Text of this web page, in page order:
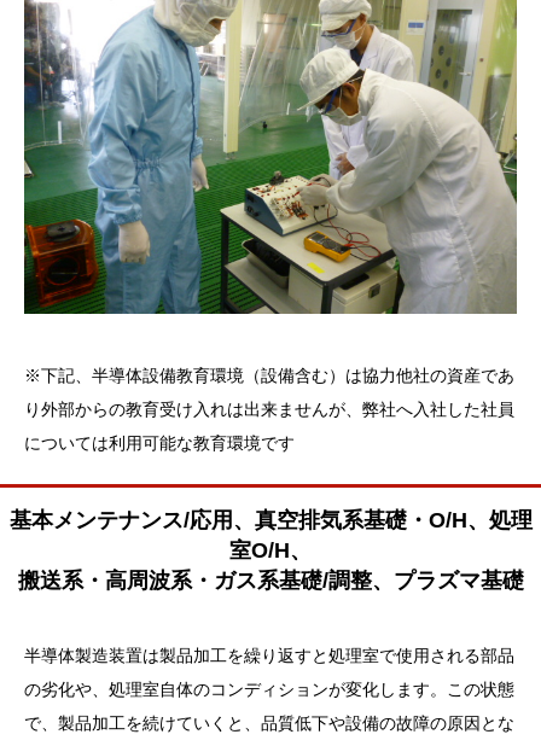
※下記、半導体設備教育環境（設備含む）は協力他社の資産であ
り外部からの教育受け入れは出来ませんが、弊社へ入社した社員
については利用可能な教育環境です
基本メンテナンス/応用、真空排気系基礎・O/H、処理
室O/H、
搬送系・高周波系・ガス系基礎/調整、プラズマ基礎
半導体製造装置は製品加工を繰り返すと処理室で使用される部品
の劣化や、処理室自体のコンディションが変化します。この状態
で、製品加工を続けていくと、品質低下や設備の故障の原因とな